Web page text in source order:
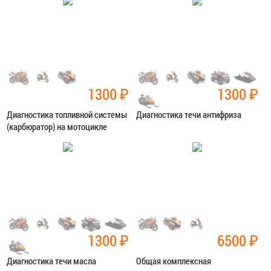
1300₽
Диагностика топливной системы
(карбюратор) на мотоцикле
Диагностика
1300₽
Диагностика течи антифриза
Диагностика
1300₽
Диагностика течи масла
6500₽
Общая комплексная